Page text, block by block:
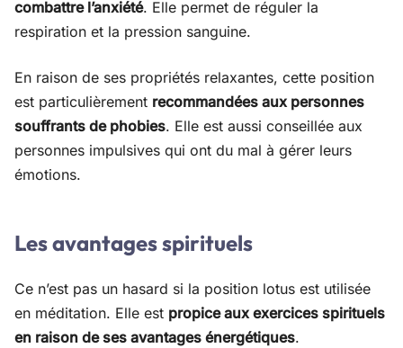
combattre l’anxiété. Elle permet de réguler la
respiration et la pression sanguine.
En raison de ses propriétés relaxantes, cette position
est particulièrement recommandées aux personnes
souffrants de phobies. Elle est aussi conseillée aux
personnes impulsives qui ont du mal à gérer leurs
émotions.
Les avantages spirituels
Ce n’est pas un hasard si la position lotus est utilisée
en méditation. Elle est propice aux exercices spirituels
en raison de ses avantages énergétiques.